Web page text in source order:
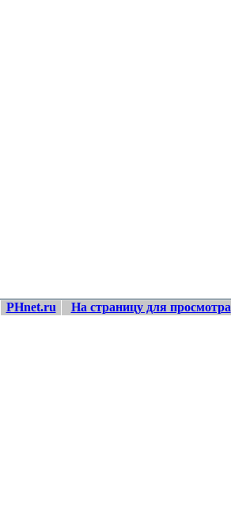
PHnet.ru На страницу для просмотра